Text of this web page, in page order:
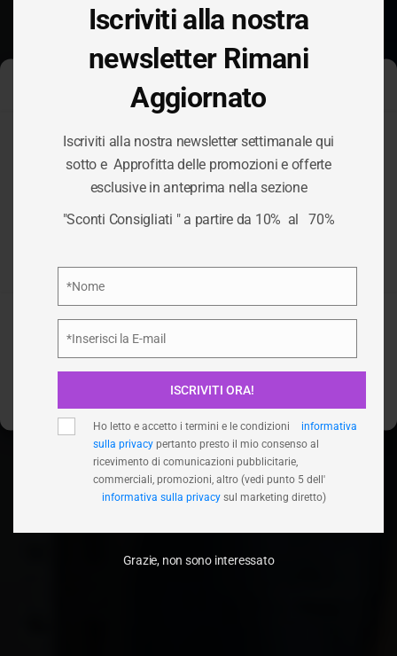
Gestisci Consenso Cookie
Per fornire le migliori esperienze, utilizziamo tecnologie come i
cookie per memorizzare e/o accedere alle informazioni del
dispositivo. Il consenso a queste tecnologie ci permetterà di
elaborare dati come il comportamento di navigazione o ID unici
Accetta
Nega
Visualizza le preferenze
EUROSENDER
HOME/SCONTI CONSIGLIATI/EUROSENDER
Iscriviti alla nostra
newsletter Rimani
Aggiornato
Iscriviti alla nostra newsletter settimanale qui
sotto e Approfitta delle promozioni e offerte
esclusive in anteprima nella sezione
"Sconti Consigliati " a partire da 10% al 70%
*Nome
*Inserisci la E-mail
ISCRIVITI ORA!
Ho letto e accetto i termini e le condizioni
informativa
sulla privacy pertanto presto il mio consenso al
ricevimento di comunicazioni pubblicitarie,
commerciali, promozioni, altro (vedi punto 5 dell'
informativa sulla privacy sul marketing diretto)
Grazie, non sono interessato